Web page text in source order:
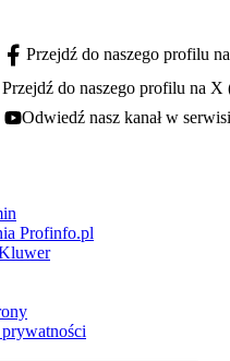
facebook - otwiera się w nowej karcie
Przejdź do naszego profilu
się w nowej karcie
Przejdź do naszego profilu na
youtube - otwiera się w nowej karcie
Odwiedź nasz kanał w
Profinfo.pl